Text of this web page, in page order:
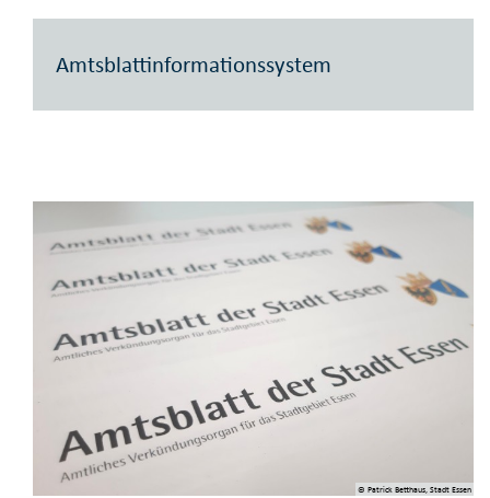
Amtsblattinformationssystem
© Patrick Betthaus, Stadt Essen